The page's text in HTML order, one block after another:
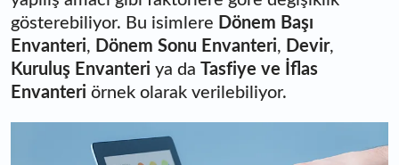
gösterebiliyor. Bu isimlere Dönem Başı
Envanteri, Dönem Sonu Envanteri, Devir,
Kuruluş Envanteri ya da
Tasfiye ve İflas
Envanteri örnek olarak verilebiliyor.